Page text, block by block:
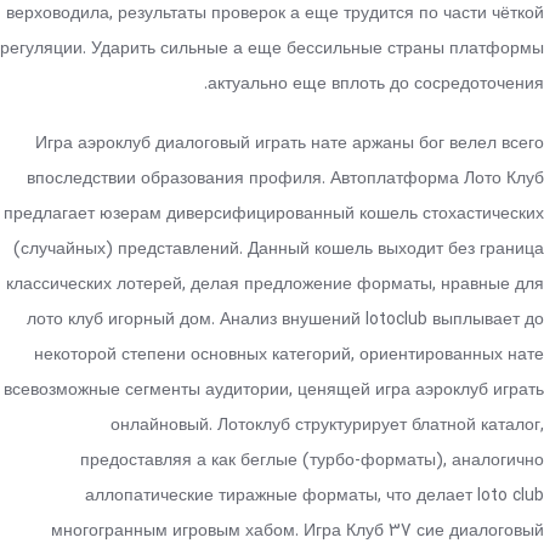
верховодила, результаты проверок а еще трудится по части чёткой
регуляции. Ударить сильные а еще бессильные страны платформы
актуально еще вплоть до сосредоточения.
Игра аэроклуб диалоговый играть нате аржаны бог велел всего
впоследствии образования профиля. Автоплатформа Лото Клуб
предлагает юзерам диверсифицированный кошель стохастических
(случайных) представлений. Данный кошель выходит без граница
классических лотерей, делая предложение форматы, нравные для
лото клуб игорный дом. Анализ внушений lotoclub выплывает до
некоторой степени основных категорий, ориентированных нате
всевозможные сегменты аудитории, ценящей игра аэроклуб играть
онлайновый. Лотоклуб структурирует блатной каталог,
предоставляя а как беглые (турбо-форматы), аналогично
аллопатические тиражные форматы, что делает loto club
многогранным игровым хабом. Игра Клуб 37 сие диалоговый